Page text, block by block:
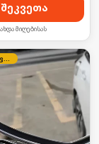
შეკვეთა
მიღებისას
საუკეთესო ფასი